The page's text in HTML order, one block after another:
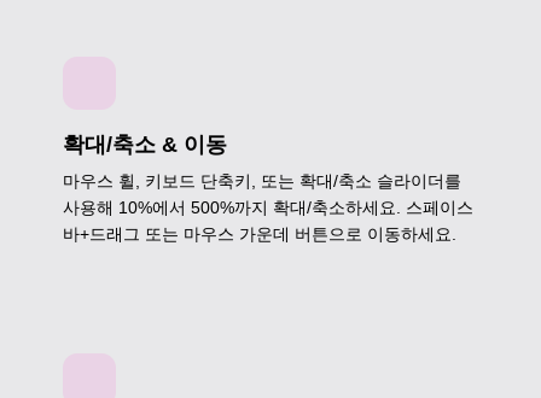
확대/축소 & 이동
마우스 휠, 키보드 단축키, 또는 확대/축소 슬라이더를
사용해 10%에서 500%까지 확대/축소하세요. 스페이스
바+드래그 또는 마우스 가운데 버튼으로 이동하세요.